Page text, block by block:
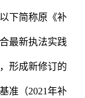
下简称原《补
最新执法实践
形成新修订的
准（2021年补